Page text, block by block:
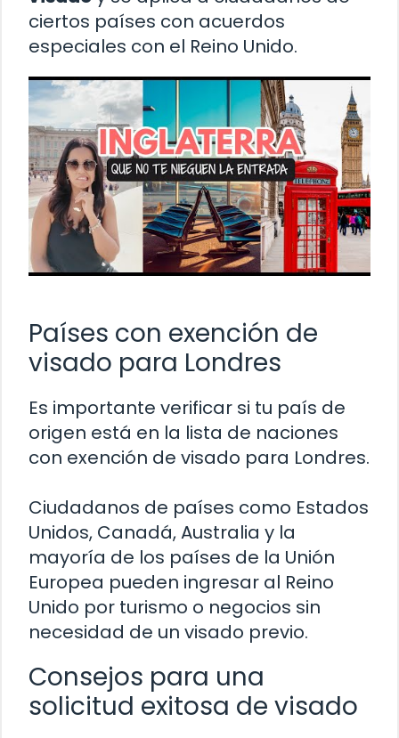
ciertos países con acuerdos
especiales con el Reino Unido.
Países con exención de
visado para Londres
Es importante verificar si tu país de
origen está en la lista de naciones
con exención de visado para Londres.
Ciudadanos de países como Estados
Unidos, Canadá, Australia y la
mayoría de los países de la Unión
Europea pueden ingresar al Reino
Unido por turismo o negocios sin
necesidad de un visado previo.
Consejos para una
solicitud exitosa de visado